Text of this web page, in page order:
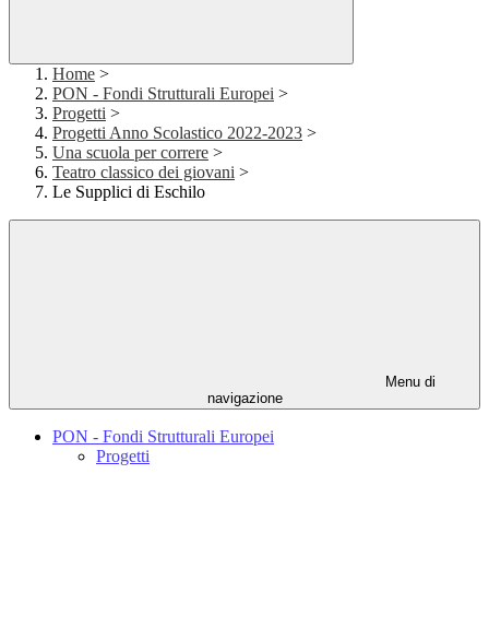
Home >
PON - Fondi Strutturali Europei >
Progetti >
Progetti Anno Scolastico 2022-2023 >
Una scuola per correre >
Teatro classico dei giovani >
Le Supplici di Eschilo
Menu di
navigazione
PON - Fondi Strutturali Europei
Progetti